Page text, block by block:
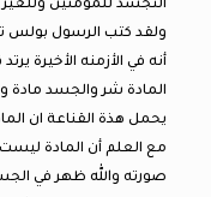
التجسد للمؤمنين وللغير
ولقد كتب الرسول بولس تيموثاوس 3 من
أنه في الأزمنه الأخيرة
المادة شر والجسد مادة
يحمل هذة القناعة ان
مع العلم أن المادة
صورته والله ظهر في